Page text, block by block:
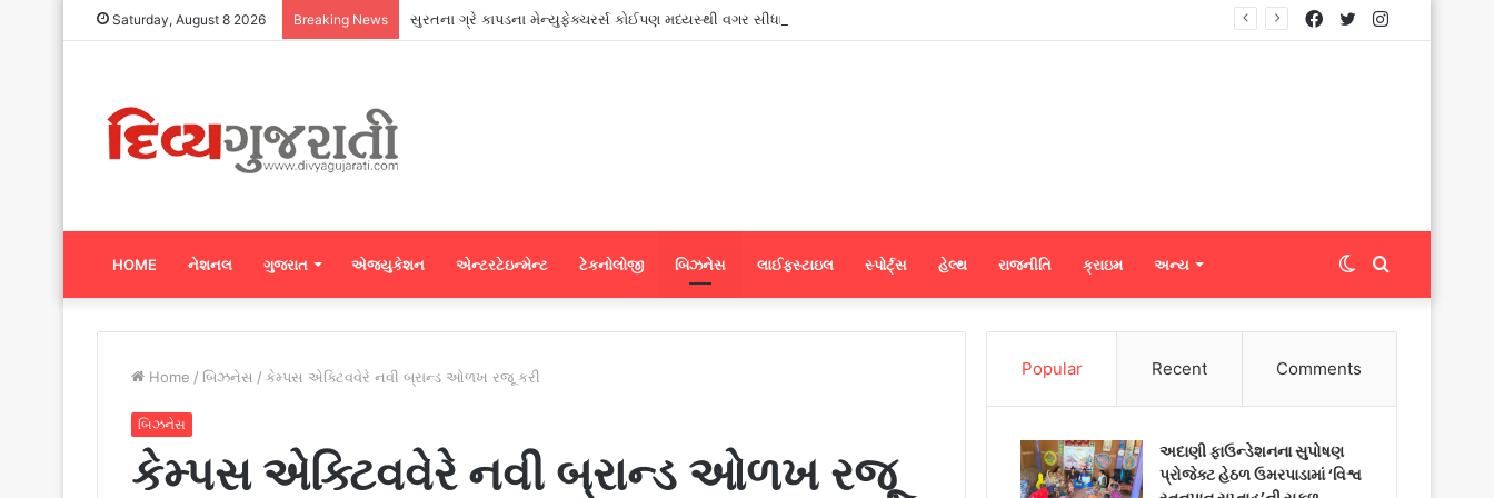
Saturday, August 8 2026 Breaking News સુરતના ગ્રે કાપડના મેન્યુફેક્ચરર્સ કોઈપણ મધ્યસ્થી વગર સીધા જ શ્રીલંકાના આધુનિક ગારમેન્ટ યુનિટ્સને ફેબ્રિક એક્સપોર્ટ કરી શકશે Instagram
Twitter
Facebook
HOME નેશનલ ગુજરાત એજ્યુકેશન એન્ટરટેઇન્મેન્ટ ટેકનોલોજી બિઝનેસ લાઈફસ્ટાઇલ સ્પોર્ટ્સ હેલ્થ રાજનીતિ ક્રાઇમ અન્ય Search
for
Switch
skin
Home / બિઝનેસ / કેમ્પસ એક્ટિવવેરે નવી બ્રાન્ડ ઓળખ રજૂ કરી
બિઝનેસ
કેમ્પસ એક્ટિવવેરે નવી બ્રાન્ડ ઓળખ રજૂ
Popular Recent Comments
અદાણી ફાઉન્ડેશનના સુપોષણ
પ્રોજેક્ટ હેઠળ ઉમરપાડામાં ‘વિશ્વ